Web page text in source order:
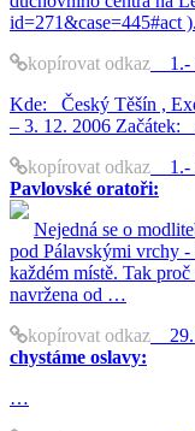
id=271&case=445#act
kopírovat odkaz 1.-
Kde: Český Těšín ,
– 3. 12. 2006
kopírovat odkaz 1.-
Pavlovské oratoři:
Nejedná se o
pod Pálavskými vrchy -
každém místě. Tak
navržena od …
kopírovat odkaz
chystáme oslavy:
…